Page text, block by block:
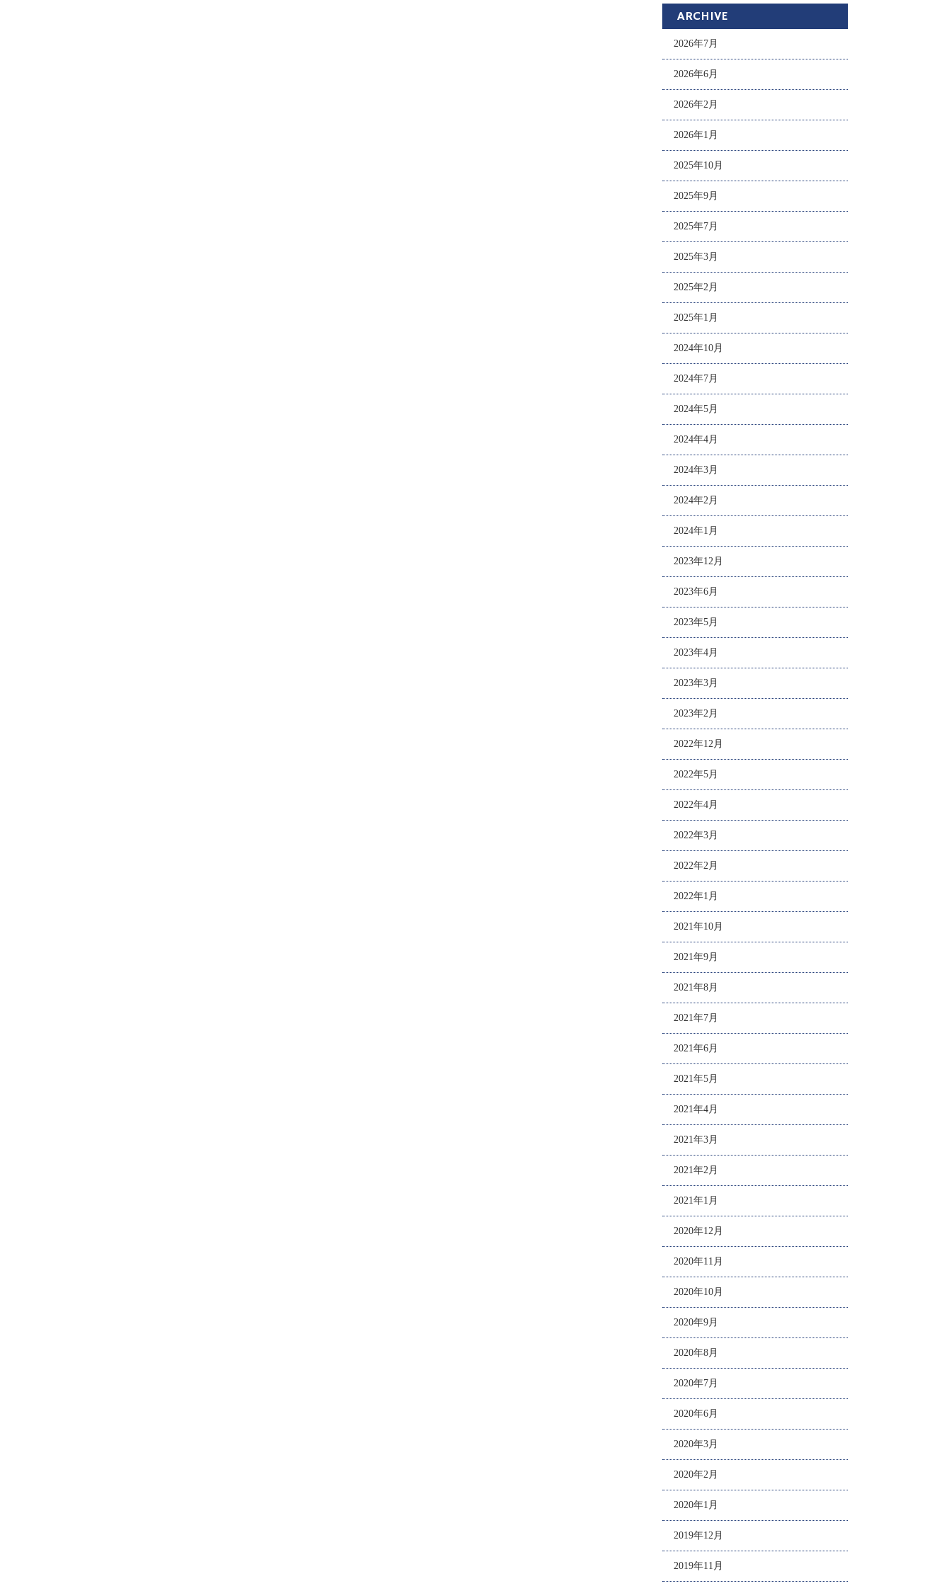
ARCHIVE
2026年7月
2026年6月
2026年2月
2026年1月
2025年10月
2025年9月
2025年7月
2025年3月
2025年2月
2025年1月
2024年10月
2024年7月
2024年5月
2024年4月
2024年3月
2024年2月
2024年1月
2023年12月
2023年6月
2023年5月
2023年4月
2023年3月
2023年2月
2022年12月
2022年5月
2022年4月
2022年3月
2022年2月
2022年1月
2021年10月
2021年9月
2021年8月
2021年7月
2021年6月
2021年5月
2021年4月
2021年3月
2021年2月
2021年1月
2020年12月
2020年11月
2020年10月
2020年9月
2020年8月
2020年7月
2020年6月
2020年3月
2020年2月
2020年1月
2019年12月
2019年11月